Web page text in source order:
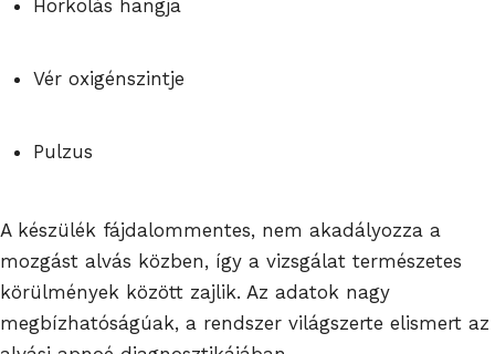
Horkolás hangja
Vér oxigénszintje
Pulzus
A készülék fájdalommentes, nem akadályozza a
mozgást alvás közben, így a vizsgálat természetes
körülmények között zajlik. Az adatok nagy
megbízhatóságúak, a rendszer világszerte elismert az